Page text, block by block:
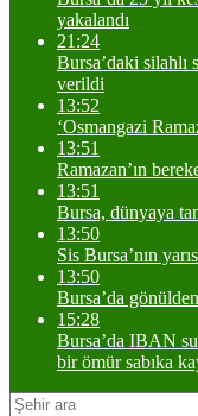
yakalandı
21:24
Bursa’daki silahlı
verildi
13:52
‘Osmangazi
13:51
Ramazan’ın
13:51
Bursa, dünyaya
13:50
Sis Bursa’nın
13:50
Bursa’da
15:28
Bursa’da IBAN
bir ömür sabıka